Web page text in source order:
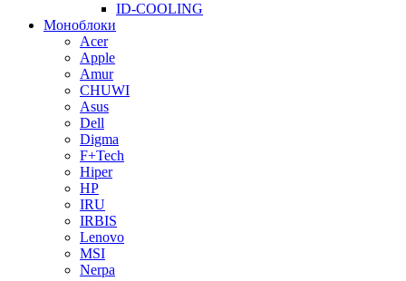
ID-COOLING
Моноблоки
Acer
Apple
Amur
CHUWI
Asus
Dell
Digma
F+Tech
Hiper
HP
IRU
IRBIS
Lenovo
MSI
Nerpa